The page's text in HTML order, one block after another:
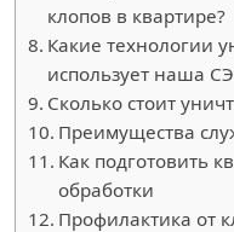
клопов в квартире?
Какие технологии
использует наша
Сколько стоит
Преимущества
Как подготовить
обработки
Профилактика от